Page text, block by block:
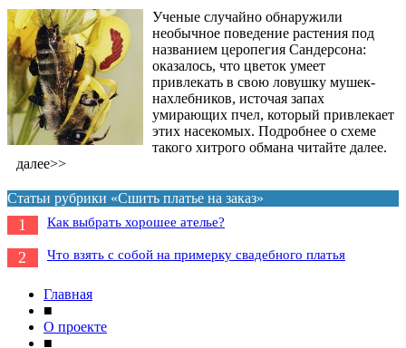
Ученые случайно обнаружили
необычное поведение растения под
названием церопегия Сандерсона:
оказалось, что цветок умеет
привлекать в свою ловушку мушек-
нахлебников, источая запах
умирающих пчел, который привлекает
этих насекомых. Подробнее о схеме
такого хитрого обмана читайте далее.
далее>>
Статьи рубрики «Сшить платье на заказ»
1 Как выбрать хорошее ателье?
2 Что взять с собой на примерку свадебного платья
Главная
■
О проекте
■